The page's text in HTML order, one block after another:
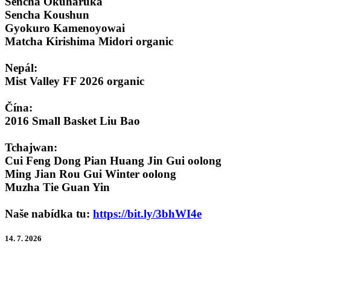
Sencha Koushun
Gyokuro Kamenoyowai
Matcha Kirishima Midori organic
Nepál:
Mist Valley FF 2026 organic
Čína:
2016 Small Basket Liu Bao
Tchajwan:
Cui Feng Dong Pian Huang Jin Gui oolong
Ming Jian Rou Gui Winter oolong
Muzha Tie Guan Yin
Naše nabídka tu: https://bit.ly/3bhWI4e
14. 7. 2026